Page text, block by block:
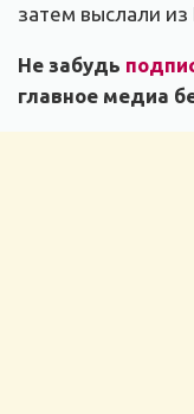
затем выслали из
Не забудь
главное медиа